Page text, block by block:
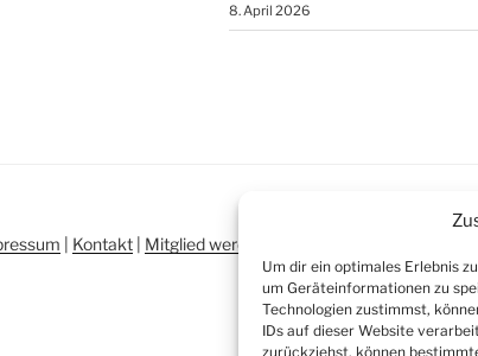
Um dir ein optimales Erlebnis
um Geräteinformationen zu
Technologien zustimmst,
IDs auf dieser Website
zurückziehst, können
8. April 2026
Kontakt Mitglied werden